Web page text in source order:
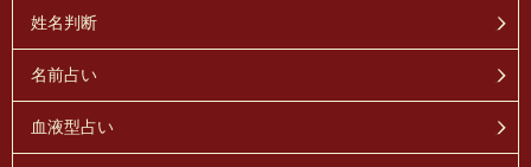
姓名判断
名前占い
血液型占い